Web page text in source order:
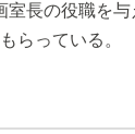
室長の役職を
らっている。